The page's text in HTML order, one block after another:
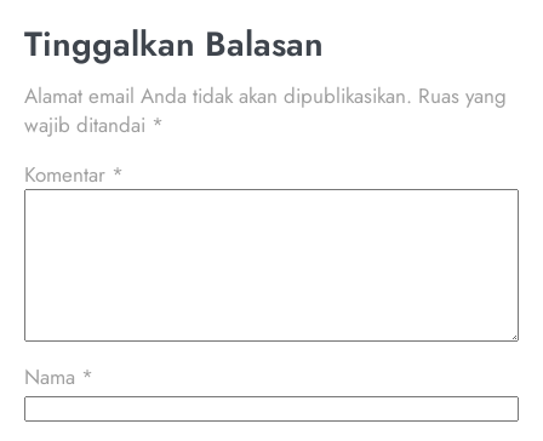
Tinggalkan Balasan
Alamat email Anda tidak akan dipublikasikan. Ruas yang
wajib ditandai *
Komentar *
Nama *